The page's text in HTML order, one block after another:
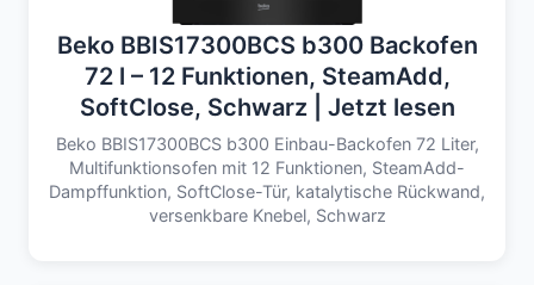
Beko BBIS17300BCS b300 Backofen
72 l – 12 Funktionen, SteamAdd,
SoftClose, Schwarz | Jetzt lesen
Beko BBIS17300BCS b300 Einbau-Backofen 72 Liter,
Multifunktionsofen mit 12 Funktionen, SteamAdd-
Dampffunktion, SoftClose-Tür, katalytische Rückwand,
versenkbare Knebel, Schwarz